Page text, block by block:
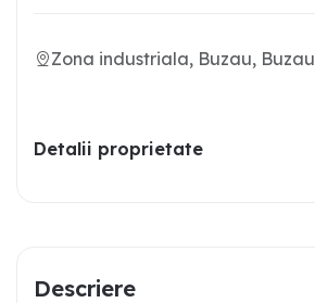
Zona industriala, Buzau, Buzau
Detalii proprietate
Descriere